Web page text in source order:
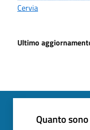
Cervia
Ultimo
Quanto